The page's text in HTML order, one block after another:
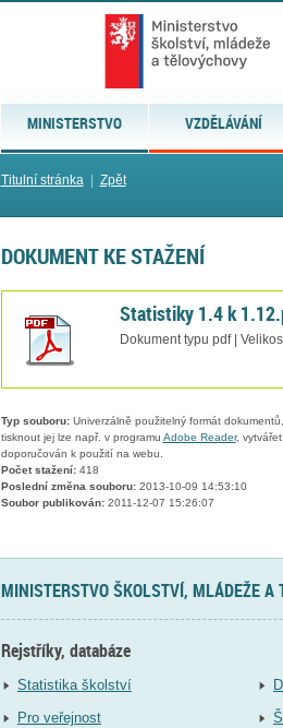
MINISTERSTVO VZDĚLÁVÁNÍ
Titulní stránka| Zpět
DOKUMENT KE STAŽENÍ
Statistiky 1.4 k
Dokument typu pdf |
Typ souboru:Univerzálně použitelný formát
tisknout jej lze např. v programu Adobe Reader,
doporučován k použití na webu.
Počet stažení:418
Poslední změna souboru:2013-10-09 14:53:10
Soubor publikován:2011-12-07 15:26:07
MINISTERSTVO ŠKOLSTVÍ, MLÁDEŽE A
Rejstříky, databáze
Statistika školství
Pro veřejnost